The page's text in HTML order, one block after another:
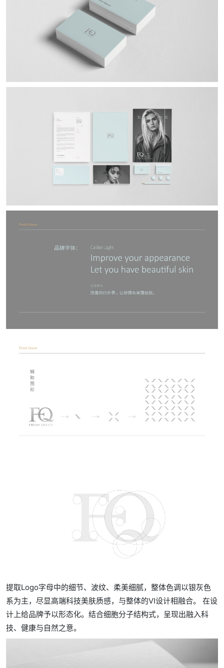
提取Logo字母中的细节、波纹、柔美细腻，整体色调以银灰色
系为主，尽显高端科技美肤质感，与整体的VI设计相融合。 在设
计上给品牌予以形态化。结合细胞分子结构式，呈现出融入科
技、健康与自然之意。